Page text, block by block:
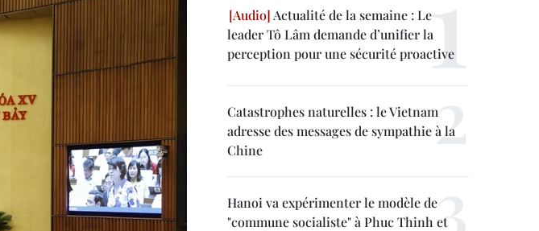
Actualité de la semaine : Le
leader Tô Lâm demande d’unifier la
perception pour une sécurité proactive
Catastrophes naturelles : le Vietnam
adresse des messages de sympathie à la
Chine
Hanoi va expérimenter le modèle de
"commune socialiste" à Phuc Thinh et